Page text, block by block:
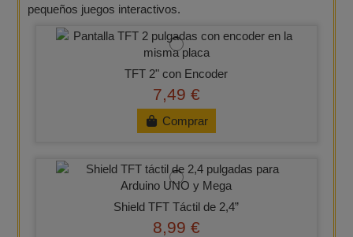
pequeños juegos interactivos.
TFT 2" con Encoder
7,49 €
Comprar
Shield TFT Táctil de 2,4”
8,99 €